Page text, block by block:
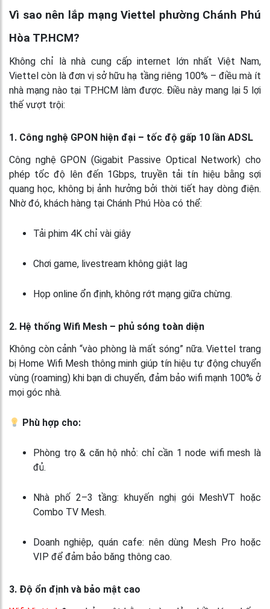
Vì sao nên lắp mạng Viettel phường Chánh Phú
Hòa TP.HCM?
Không chỉ là nhà cung cấp internet lớn nhất Việt Nam,
Viettel còn là đơn vị sở hữu hạ tầng riêng 100% – điều mà ít
nhà mạng nào tại TP.HCM làm được. Điều này mang lại 5 lợi
thế vượt trội:
1. Công nghệ GPON hiện đại – tốc độ gấp 10 lần ADSL
Công nghệ GPON (Gigabit Passive Optical Network) cho
phép tốc độ lên đến 1Gbps, truyền tải tín hiệu bằng sợi
quang học, không bị ảnh hưởng bởi thời tiết hay dòng điện.
Nhờ đó, khách hàng tại Chánh Phú Hòa có thể:
Tải phim 4K chỉ vài giây
Chơi game, livestream không giật lag
Họp online ổn định, không rớt mạng giữa chừng.
2. Hệ thống Wifi Mesh – phủ sóng toàn diện
Không còn cảnh “vào phòng là mất sóng” nữa. Viettel trang
bị Home Wifi Mesh thông minh giúp tín hiệu tự động chuyển
vùng (roaming) khi bạn di chuyển, đảm bảo wifi mạnh 100% ở
mọi góc nhà.
Phù hợp cho:
Phòng trọ & căn hộ nhỏ: chỉ cần 1 node wifi mesh là
đủ.
Nhà phố 2–3 tầng: khuyến nghị gói MeshVT hoặc
Combo TV Mesh.
Doanh nghiệp, quán cafe: nên dùng Mesh Pro hoặc
VIP để đảm bảo băng thông cao.
3. Độ ổn định và bảo mật cao